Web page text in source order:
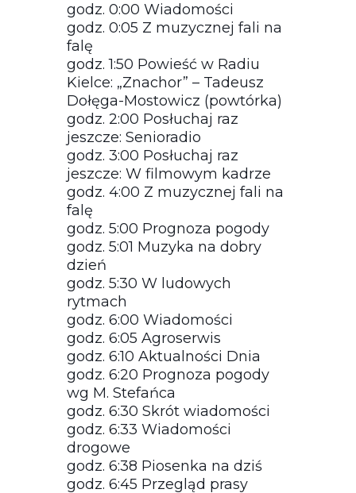
godz. 0:00 Wiadomości
godz. 0:05 Z muzycznej fali na
falę
godz. 1:50 Powieść w Radiu
Kielce: „Znachor” – Tadeusz
Dołęga-Mostowicz (powtórka)
godz. 2:00 Posłuchaj raz
jeszcze: Senioradio
godz. 3:00 Posłuchaj raz
jeszcze: W filmowym kadrze
godz. 4:00 Z muzycznej fali na
falę
godz. 5:00 Prognoza pogody
godz. 5:01 Muzyka na dobry
dzień
godz. 5:30 W ludowych
rytmach
godz. 6:00 Wiadomości
godz. 6:05 Agroserwis
godz. 6:10 Aktualności Dnia
godz. 6:20 Prognoza pogody
wg M. Stefańca
godz. 6:30 Skrót wiadomości
godz. 6:33 Wiadomości
drogowe
godz. 6:38 Piosenka na dziś
godz. 6:45 Przegląd prasy